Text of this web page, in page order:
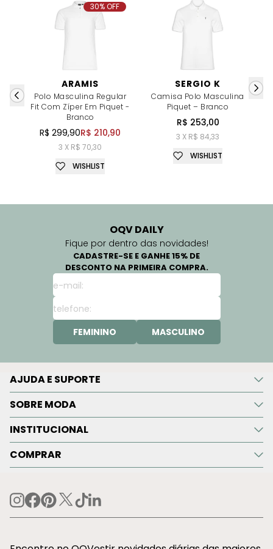
ARAMIS
Polo Masculina Regular
Fit Com Zíper Em Piquet -
Branco
R$ 299,90R$ 210,90
3 X R$ 70,30
30% OFF
WISHLIST
SERGIO K
Camisa Polo Masculina
Piquet – Branco
R$ 253,00
3 X R$ 84,33
WISHLIST
OQV DAILY
Fique por dentro das novidades!
CADASTRE-SE E GANHE 15% DE
DESCONTO NA PRIMEIRA COMPRA.
FEMININO MASCULINO
AJUDA E SUPORTE
SOBRE MODA
INSTITUCIONAL
COMPRAR